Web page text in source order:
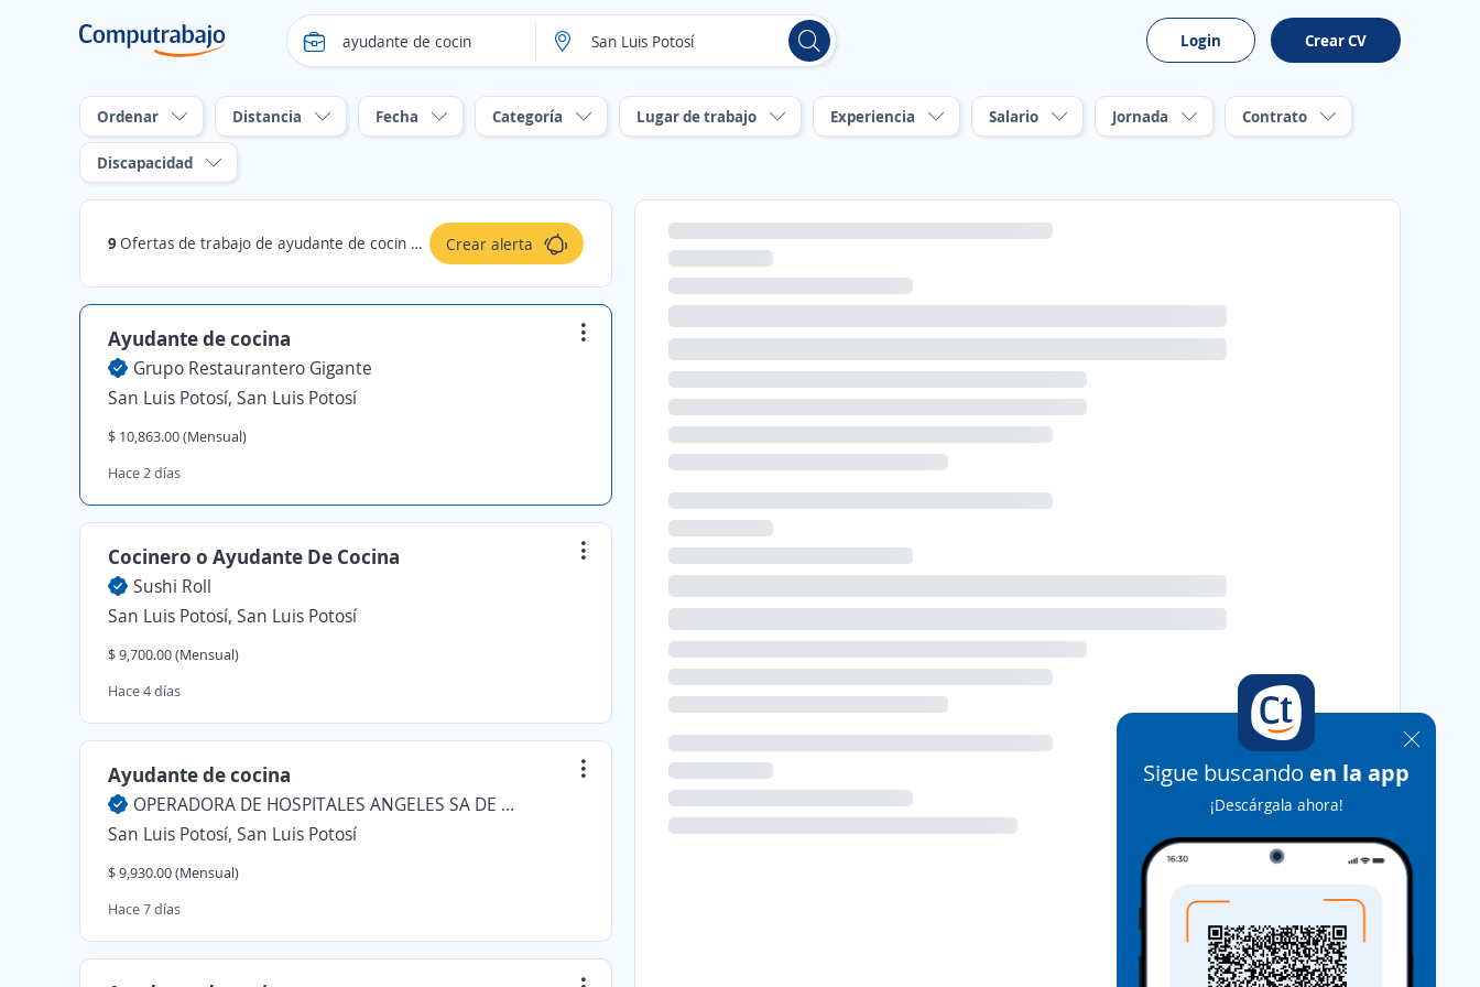
Login Crear CV
Ordenar Distancia Fecha Categoría Lugar de trabajo Experiencia Salario Jornada Contrato
Discapacidad
9 Ofertas de trabajo de ayudante de cocin en San Luis Potosí, San Luis Potosí Crear alerta
Ayudante de cocina
Grupo Restaurantero Gigante
San Luis Potosí, San Luis Potosí
$ 10,863.00 (Mensual)
Hace 2 días
Cocinero o Ayudante De Cocina
Sushi Roll
San Luis Potosí, San Luis Potosí
$ 9,700.00 (Mensual)
Hace 4 días
Ayudante de cocina
OPERADORA DE HOSPITALES ANGELES SA DE CV
San Luis Potosí, San Luis Potosí
$ 9,930.00 (Mensual)
Hace 7 días
Sigue buscando en la app
¡Descárgala ahora!